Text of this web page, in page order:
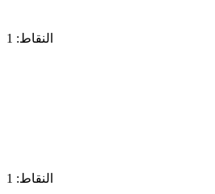
النقاط: 1
النقاط: 1